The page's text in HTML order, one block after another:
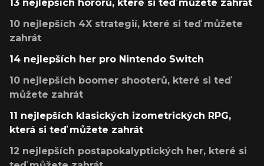
13 nejlepších hororů, které si teď můžete zahrát
10 nejlepších 4X strategií, které si teď můžete
zahrát
14 nejlepších her pro Nintendo Switch
10 nejlepších boomer shooterů, které si teď
můžete zahrát
11 nejlepších klasických izometrických RPG,
která si teď můžete zahrát
12 nejlepších postapokalyptických her, které si